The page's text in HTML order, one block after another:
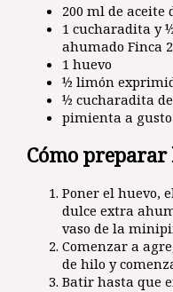
200 ml de
1 cucharadita y
ahumado Finca
1 huevo
½ limón
½ cucharadita
pimienta a gusto
Cómo
Poner el huevo,
dulce extra
vaso de la
Comenzar a
de hilo y
Batir hasta que